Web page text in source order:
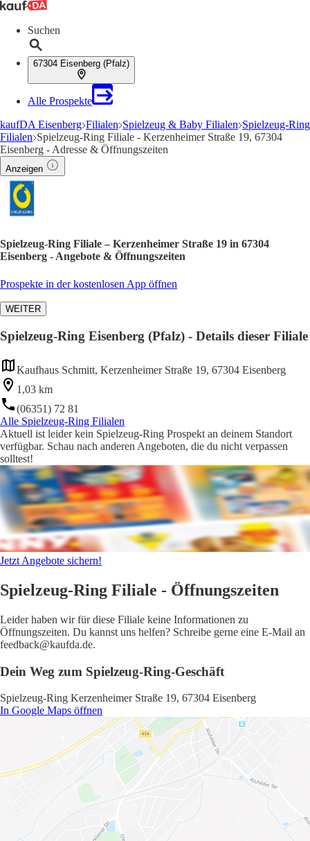
Suchen
67304 Eisenberg (Pfalz)
Alle Prospekte
kaufDA Eisenberg Filialen Spielzeug & Baby Filialen Spielzeug-Ring
Filialen Spielzeug-Ring Filiale - Kerzenheimer Straße 19, 67304
Eisenberg - Adresse & Öffnungszeiten
Anzeigen
Spielzeug-Ring Filiale – Kerzenheimer Straße 19 in 67304
Eisenberg - Angebote & Öffnungszeiten
Prospekte in der kostenlosen App öffnen
WEITER
Spielzeug-Ring Eisenberg (Pfalz) - Details dieser Filiale
Kaufhaus Schmitt, Kerzenheimer Straße 19, 67304 Eisenberg
1,03 km
(06351) 72 81
Alle Spielzeug-Ring Filialen
Aktuell ist leider kein Spielzeug-Ring Prospekt an deinem Standort
verfügbar. Schau nach anderen Angeboten, die du nicht verpassen
solltest!
Jetzt Angebote sichern!
Spielzeug-Ring Filiale - Öffnungszeiten
Leider haben wir für diese Filiale keine Informationen zu
Öffnungszeiten. Du kannst uns helfen? Schreibe gerne eine E-Mail an
feedback@kaufda.de.
Dein Weg zum Spielzeug-Ring-Geschäft
Spielzeug-Ring Kerzenheimer Straße 19, 67304 Eisenberg
In Google Maps öffnen